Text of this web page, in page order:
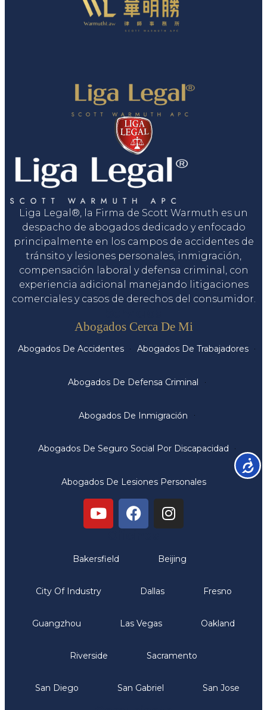
Liga Legal®, la Firma de Scott Warmuth es un
despacho de abogados dedicado y enfocado
principalmente en los campos de accidentes de
tránsito y lesiones personales, inmigración,
compensación laboral y defensa criminal, con
experiencia adicional manejando litigaciones
comerciales y casos de derechos del consumidor.
Abogados Cerca De Mi
Abogados De Accidentes Abogados De Trabajadores
Abogados De Defensa Criminal
Abogados De Inmigración
Abogados De Seguro Social Por Discapacidad
Abogados De Lesiones Personales
Bakersfield Beijing
City Of Industry Dallas Fresno
Guangzhou Las Vegas Oakland
Riverside Sacramento
San Diego San Gabriel San Jose